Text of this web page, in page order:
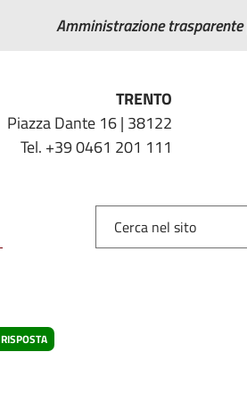
Amministrazione trasparente
TRENTO
Piazza Dante 16 | 38122
Tel. +39 0461 201 111
RISPOSTA